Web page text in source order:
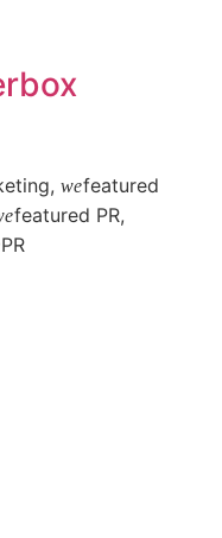
,
featured
featured PR,
PR